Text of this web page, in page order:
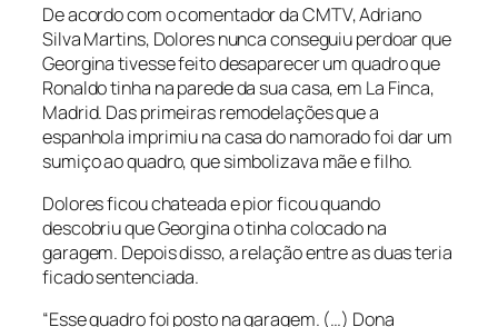
De acordo com o comentador da CMTV, Adriano
Silva Martins, Dolores nunca conseguiu perdoar que
Georgina tivesse feito desaparecer um quadro que
Ronaldo tinha na parede da sua casa, em La Finca,
Madrid. Das primeiras remodelações que a
espanhola imprimiu na casa do namorado foi dar um
sumiço ao quadro, que simbolizava mãe e filho.
Dolores ficou chateada e pior ficou quando
descobriu que Georgina o tinha colocado na
garagem. Depois disso, a relação entre as duas teria
ficado sentenciada.
“Esse quadro foi posto na garagem. (…) Dona